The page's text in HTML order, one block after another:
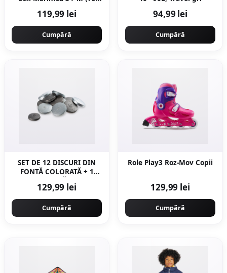
119,99 lei
Cumpără
94,99 lei
Cumpără
SET DE 12 DISCURI DIN
FONTĂ COLORATĂ + 1
129,99 lei
Cumpără
Role Play3 Roz-Mov Copii
129,99 lei
Cumpără